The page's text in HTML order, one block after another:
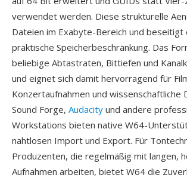
verwendet werden. Diese strukturelle
Dateien im Exabyte-Bereich und beseitigt
praktische Speicherbeschränkung. Das
beliebige Abtastraten, Bittiefen und
und eignet sich damit hervorragend für
Konzertaufnahmen und wissenschaftliche
Sound Forge, Audacity und andere
Workstations bieten native W64-
nahtlosen Import und Export. Für
Produzenten, die regelmäßig mit langen,
Aufnahmen arbeiten, bietet W64 die